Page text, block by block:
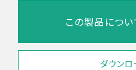
この製品につ
ダウン